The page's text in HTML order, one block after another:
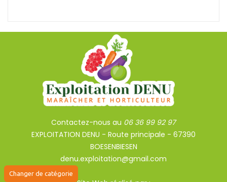
Contactez-nous au 06 36 99 92 97
EXPLOITATION DENU - Route principale - 67390
BOESENBIESEN
denu.exploitation@gmail.com